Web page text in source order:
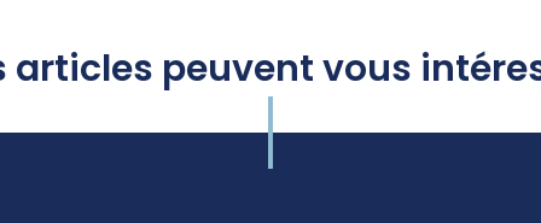
articles peuvent vous